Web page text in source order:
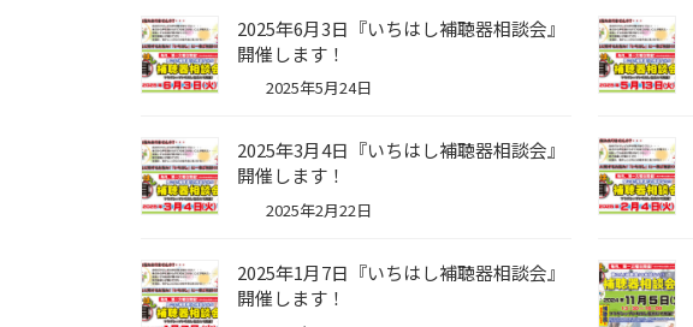
2025年6月3日『いちはし補聴器相談会』
開催します！
2025年5月24日
2025年3月4日『いちはし補聴器相談会』
開催します！
2025年2月22日
2025年1月7日『いちはし補聴器相談会』
開催します！